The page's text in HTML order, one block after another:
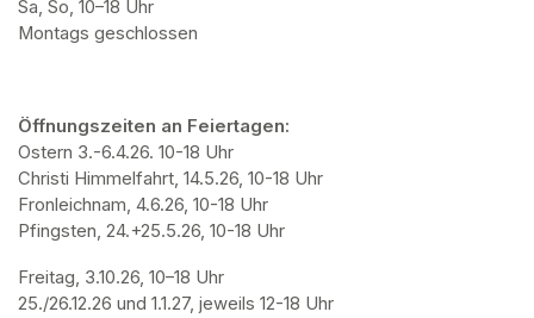
Sa, So, 10–18 Uhr
Montags geschlossen
Öffnungszeiten an Feiertagen:
Ostern 3.-6.4.26. 10-18 Uhr
Christi Himmelfahrt, 14.5.26, 10-18 Uhr
Fronleichnam, 4.6.26, 10-18 Uhr
Pfingsten, 24.+25.5.26, 10-18 Uhr
Freitag, 3.10.26, 10–18 Uhr
25./26.12.26 und 1.1.27, jeweils 12-18 Uhr